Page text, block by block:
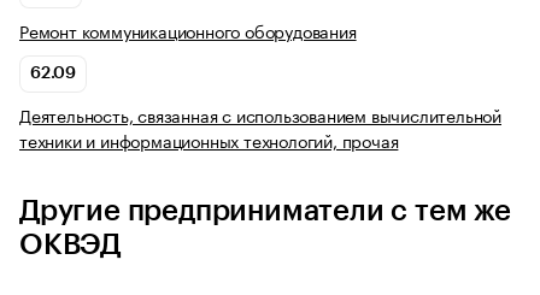
Ремонт коммуникационного оборудования
62.09
Деятельность, связанная с использованием вычислительной
техники и информационных технологий, прочая
Другие предприниматели с тем же
ОКВЭД